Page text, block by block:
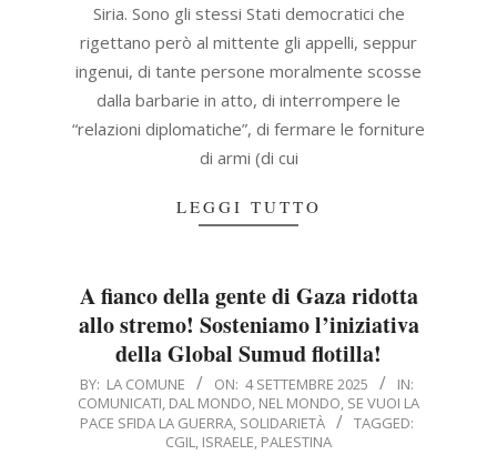
Siria. Sono gli stessi Stati democratici che
rigettano però al mittente gli appelli, seppur
ingenui, di tante persone moralmente scosse
dalla barbarie in atto, di interrompere le
“relazioni diplomatiche”, di fermare le forniture
di armi (di cui
LEGGI TUTTO
A fianco della gente di Gaza ridotta
allo stremo! Sosteniamo l’iniziativa
della Global Sumud flotilla!
2025-
09-
BY: LA COMUNE ON: 4 SETTEMBRE 2025
IN:
COMUNICATI, DAL MONDO, NEL MONDO, SE VUOI LA
PACE SFIDA LA GUERRA, SOLIDARIETÀ
TAGGED:
CGIL, ISRAELE, PALESTINA